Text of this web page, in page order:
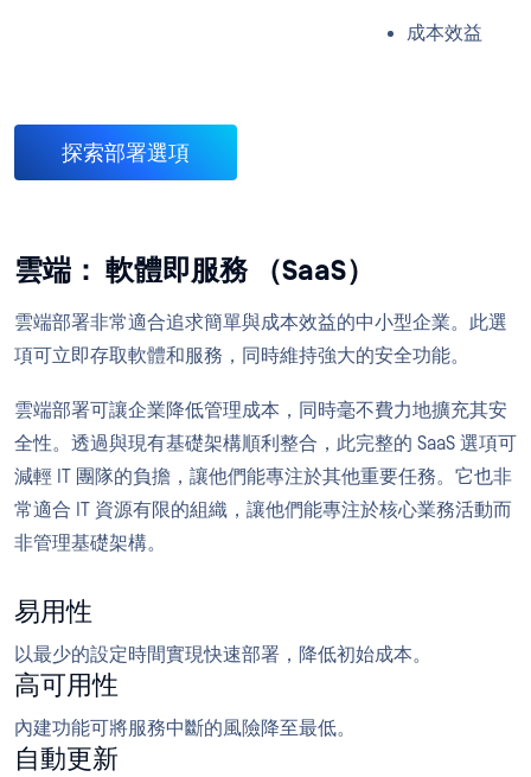
成本效益
探索部署選項
雲端： 軟體即服務 （SaaS）
雲端部署非常適合追求簡單與成本效益的中小型企業。此選
項可立即存取軟體和服務，同時維持強大的安全功能。
雲端部署可讓企業降低管理成本，同時毫不費力地擴充其安
全性。透過與現有基礎架構順利整合，此完整的 SaaS 選項可
減輕 IT 團隊的負擔，讓他們能專注於其他重要任務。它也非
常適合 IT 資源有限的組織，讓他們能專注於核心業務活動而
非管理基礎架構。
易用性
以最少的設定時間實現快速部署，降低初始成本。
高可用性
內建功能可將服務中斷的風險降至最低。
自動更新